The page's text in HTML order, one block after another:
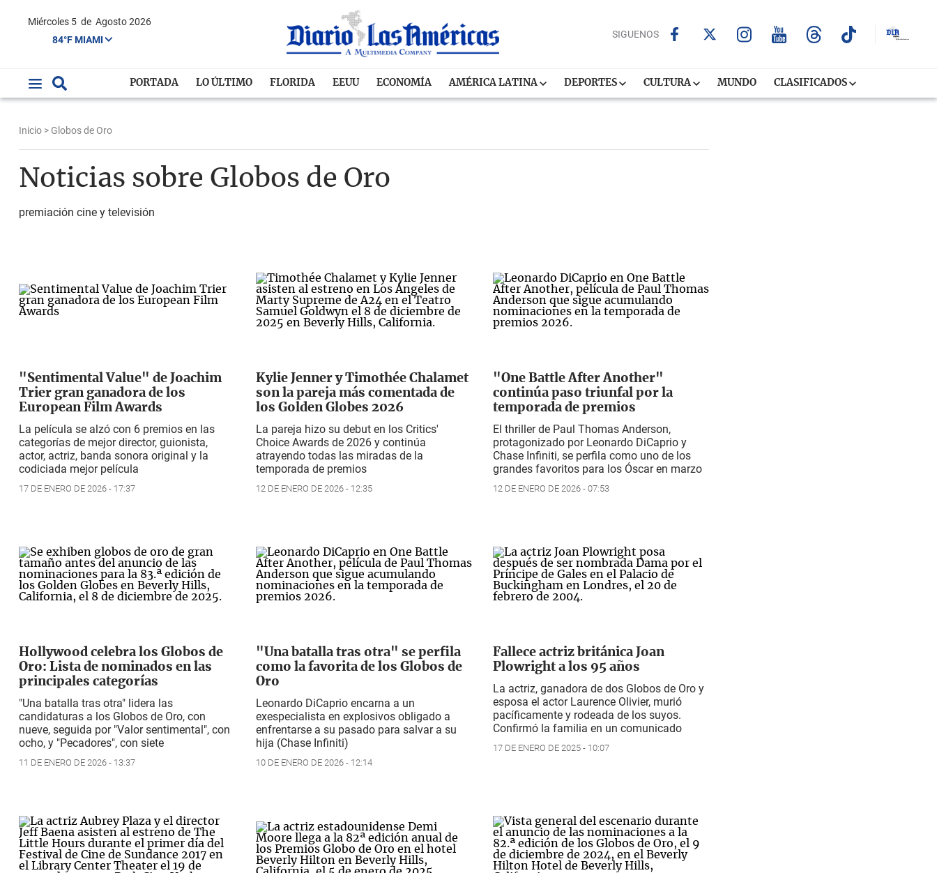
Miércoles 5 de Agosto 2026
84°F MIAMI
SIGUENOS
PORTADA LO ÚLTIMO FLORIDA EEUU ECONOMÍA AMÉRICA LATINA DEPORTES CULTURA MUNDO CLASIFICADOS
Inicio > Globos de Oro
Noticias sobre Globos de Oro
premiación cine y televisión
"Sentimental Value" de Joachim
Trier gran ganadora de los
European Film Awards
La película se alzó con 6 premios en las
categorías de mejor director, guionista,
actor, actriz, banda sonora original y la
codiciada mejor película
17 DE ENERO DE 2026 - 17:37
Kylie Jenner y Timothée Chalamet
son la pareja más comentada de
los Golden Globes 2026
La pareja hizo su debut en los Critics'
Choice Awards de 2026 y continúa
atrayendo todas las miradas de la
temporada de premios
12 DE ENERO DE 2026 - 12:35
"One Battle After Another"
continúa paso triunfal por la
temporada de premios
El thriller de Paul Thomas Anderson,
protagonizado por Leonardo DiCaprio y
Chase Infiniti, se perfila como uno de los
grandes favoritos para los Óscar en marzo
12 DE ENERO DE 2026 - 07:53
Hollywood celebra los Globos de
Oro: Lista de nominados en las
principales categorías
"Una batalla tras otra" lidera las
candidaturas a los Globos de Oro, con
nueve, seguida por "Valor sentimental", con
ocho, y "Pecadores", con siete
11 DE ENERO DE 2026 - 13:37
"Una batalla tras otra" se perfila
como la favorita de los Globos de
Oro
Leonardo DiCaprio encarna a un
exespecialista en explosivos obligado a
enfrentarse a su pasado para salvar a su
hija (Chase Infiniti)
10 DE ENERO DE 2026 - 12:14
Fallece actriz británica Joan
Plowright a los 95 años
La actriz, ganadora de dos Globos de Oro y
esposa el actor Laurence Olivier, murió
pacíficamente y rodeada de los suyos.
Confirmó la familia en un comunicado
17 DE ENERO DE 2025 - 10:07